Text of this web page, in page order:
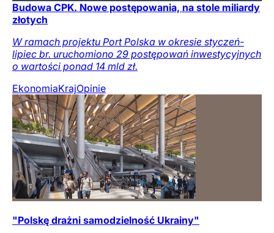
Budowa CPK. Nowe postępowania, na stole miliardy
złotych
W ramach projektu Port Polska w okresie styczeń-
lipiec br. uruchomiono 29 postępowań inwestycyjnych
o wartości ponad 14 mld zł.
EkonomiaKrajOpinie
"Polskę drażni samodzielność Ukrainy"